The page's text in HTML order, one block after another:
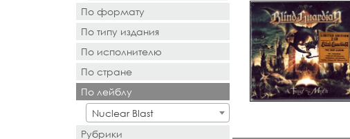
По формату
- Выбор -
По типу издания
- Выбор -
По исполнителю
- Поиск или выбор -
По стране
- Поиск или выбор -
По лейблу
Nuclear Blast
Рубрики